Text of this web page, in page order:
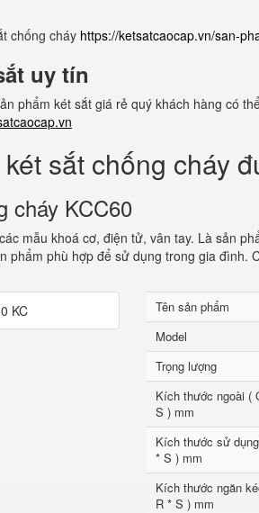
chống cháy https://ketsatcaocap.vn/san-
uy tín
phẩm két sắt giá rẻ quý khách hàng có
sắt chống cháy
cháy KCC60
mẫu khoá cơ, điện tử, vân tay. Là sản
phẩm phù hợp để sử dụng trong gia đình.
Tên sản phẩm
Model
Trọng lượng
Kích thước ngoài (
S ) mm
Kích thước sử
* S ) mm
Kích thước ngăn
R * S ) mm